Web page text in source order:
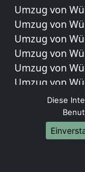
Umzug von
Umzug von
Umzug von
Umzug von
Umzug von
Umzug von
Umzug von
Umzug von
Umzug von
Umzug von
Umzug von
Diese